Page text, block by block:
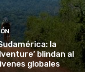
la
blindan al
globales